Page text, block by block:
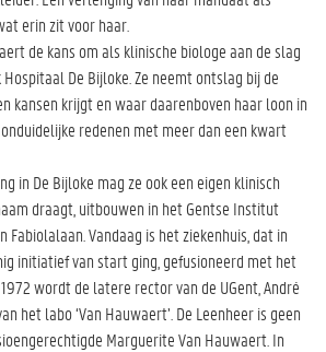
erin zit voor haar.
de kans om als klinische biologe aan de slag
De Bijloke. Ze neemt ontslag bij de
kansen krijgt en waar daarenboven haar loon in
redenen met meer dan een kwart
in De Bijloke mag ze ook een eigen klinisch
draagt, uitbouwen in het Gentse Institut
Fabiolalaan. Vandaag is het ziekenhuis, dat in
initiatief van start ging, gefusioneerd met het
wordt de latere rector van de UGent, André
het labo ‘Van Hauwaert’. De Leenheer is geen
Marguerite Van Hauwaert. In